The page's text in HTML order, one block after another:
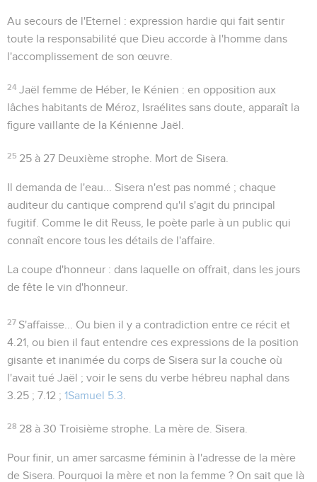
Au secours de l'Eternel : expression hardie qui fait sentir
toute la responsabilité que Dieu accorde à l'homme dans
l'accomplissement de son œuvre.
24 Jaël femme de Héber, le Kénien : en opposition aux
lâches habitants de Méroz, Israélites sans doute, apparaît la
figure vaillante de la Kénienne Jaël.
25 25 à 27 Deuxième strophe. Mort de Sisera.
Il demanda de l'eau...
Sisera n'est pas nommé ; chaque
auditeur du cantique comprend qu'il s'agit du principal
fugitif. Comme le dit Reuss, le poète parle à un public qui
connaît encore tous les détails de l'affaire.
La coupe d'honneur : dans laquelle on offrait, dans les jours
de fête le vin d'honneur.
27 S'affaisse...
Ou bien il y a contradiction entre ce récit et
4.21 , ou bien il faut entendre ces expressions de la position
gisante et inanimée du corps de Sisera sur la couche où
l'avait tué Jaël ; voir le sens du verbe hébreu naphal dans
3.25 ; 7.12 ; 1Samuel 5.3
28 28 à 30 Troisième strophe. La mère de. Sisera.
Pour finir, un amer sarcasme féminin à l'adresse de la mère
de Sisera. Pourquoi la mère et non la femme ? On sait que là